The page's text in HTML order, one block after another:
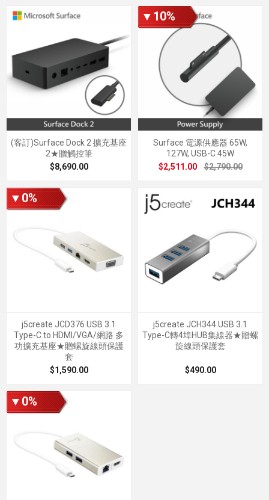
(客訂)Surface Dock 2 擴充基座
2★贈觸控筆
$8,690.00
▼10%
Surface 電源供應器 65W,
127W, USB-C 45W
$2,511.00
$2,790.00
▼0%
j5create JCD376 USB 3.1
Type-C to HDMI/VGA/網路 多
功擴充基座★贈螺旋線頭保護
套
$1,590.00
j5create JCH344 USB 3.1
Type-C轉4埠HUB集線器★贈螺
旋線頭保護套
$490.00
▼0%